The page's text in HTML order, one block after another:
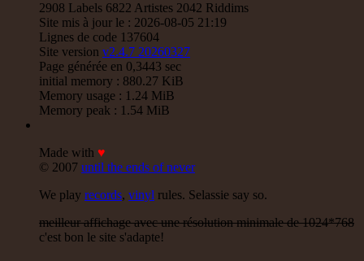
Daba Makourejah Syra Benyah Handyman
Serial Killer - Woman Being
Uk Dub
11.95€
Jah Militant Fr
Tribe Of Dan - Dub
12.50€
2908 Labels 6822 Artistes 2042 Riddims
Site mis à jour le : 2026-08-05 21:19
Lignes de code 137604
Site version v2.4.7 20260327
Page générée en 0,3443 sec
initial memory : 880.27 KiB
Memory usage : 1.24 MiB
Memory peak : 1.54 MiB
Made with ♥
© 2007 until the ends of never
We play records, vinyl rules. Selassie say so.
meilleur affichage avec une résolution minimale de 1024*768
c'est bon le site s'adapte!